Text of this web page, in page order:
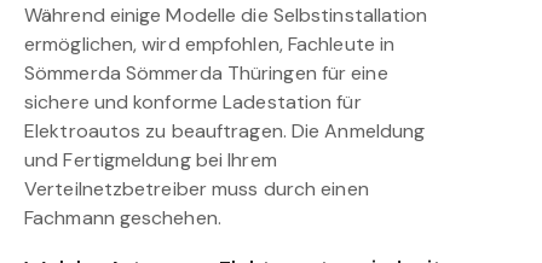
Während einige Modelle die Selbstinstallation
ermöglichen, wird empfohlen, Fachleute in
Sömmerda Sömmerda Thüringen für eine
sichere und konforme Ladestation für
Elektroautos zu beauftragen. Die Anmeldung
und Fertigmeldung bei Ihrem
Verteilnetzbetreiber muss durch einen
Fachmann geschehen.